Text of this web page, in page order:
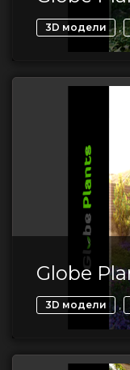
3D модели ,
Globe
3D модели ,